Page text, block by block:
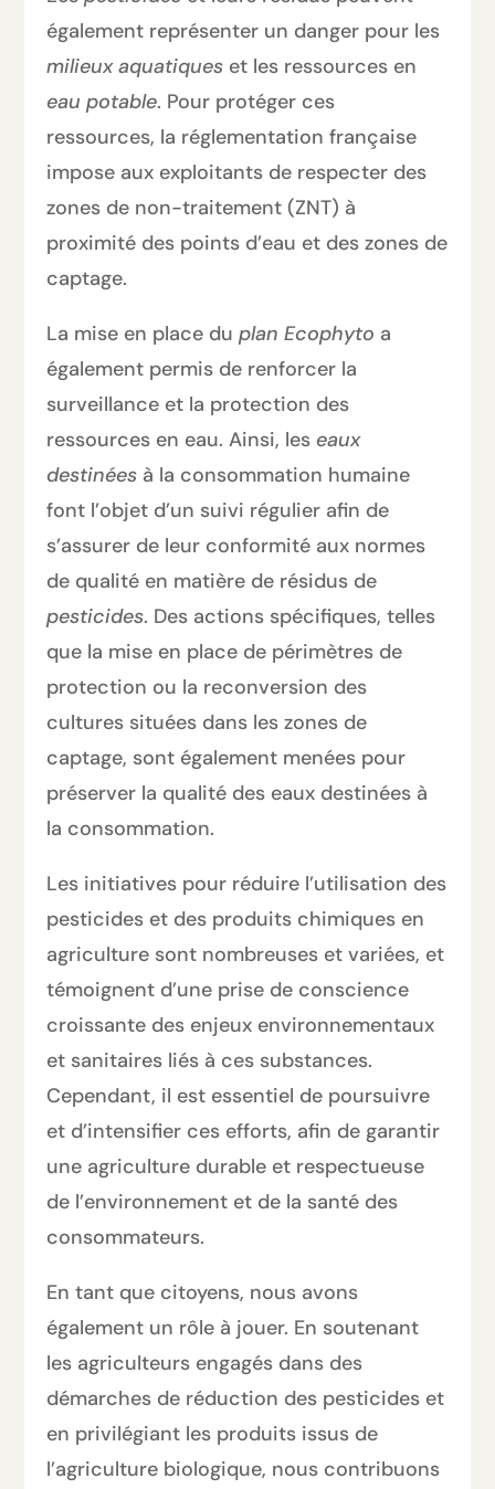
également représenter un danger pour les
milieux aquatiques et les ressources en
eau potable. Pour protéger ces
ressources, la réglementation française
impose aux exploitants de respecter des
zones de non-traitement (ZNT) à
proximité des points d’eau et des zones de
captage.
La mise en place duplan Ecophyto a
également permis de renforcer la
surveillance et la protection des
ressources en eau. Ainsi, les eaux
destinées à la consommation humaine
font l’objet d’un suivi régulier afin de
s’assurer de leur conformité aux normes
de qualité en matière de résidus de
pesticides. Des actions spécifiques, telles
que la mise en place de périmètres de
protection ou la reconversion des
cultures situées dans les zones de
captage, sont également menées pour
préserver la qualité des eaux destinées à
la consommation.
Les initiatives pour réduire l’utilisation des
pesticides et des produits chimiques en
agriculture sont nombreuses et variées, et
témoignent d’une prise de conscience
croissante des enjeux environnementaux
et sanitaires liés à ces substances.
Cependant, il est essentiel de poursuivre
et d’intensifier ces efforts, afin de garantir
une agriculture durable et respectueuse
de l’environnement et de la santé des
consommateurs.
En tant que citoyens, nous avons
également un rôle à jouer. En soutenant
les agriculteurs engagés dans des
démarches de réduction des pesticides et
en privilégiant les produits issus de
l’agriculture biologique, nous contribuons